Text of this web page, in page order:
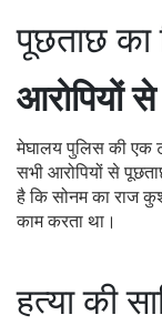
पूछताछ का
आरोपियों
मेघालय पुलिस की एक
सभी आरोपियों से
है कि सोनम का राज
काम करता था।
हत्या की